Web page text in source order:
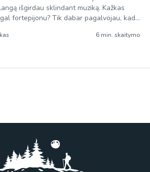
išgirdau sklindant muziką. Kažkas
fortepijonu? Tik dabar pagalvojau, kad
skleidžiamo garso niekaip
klausa niekada nebuvo mano6 min. skaitymo